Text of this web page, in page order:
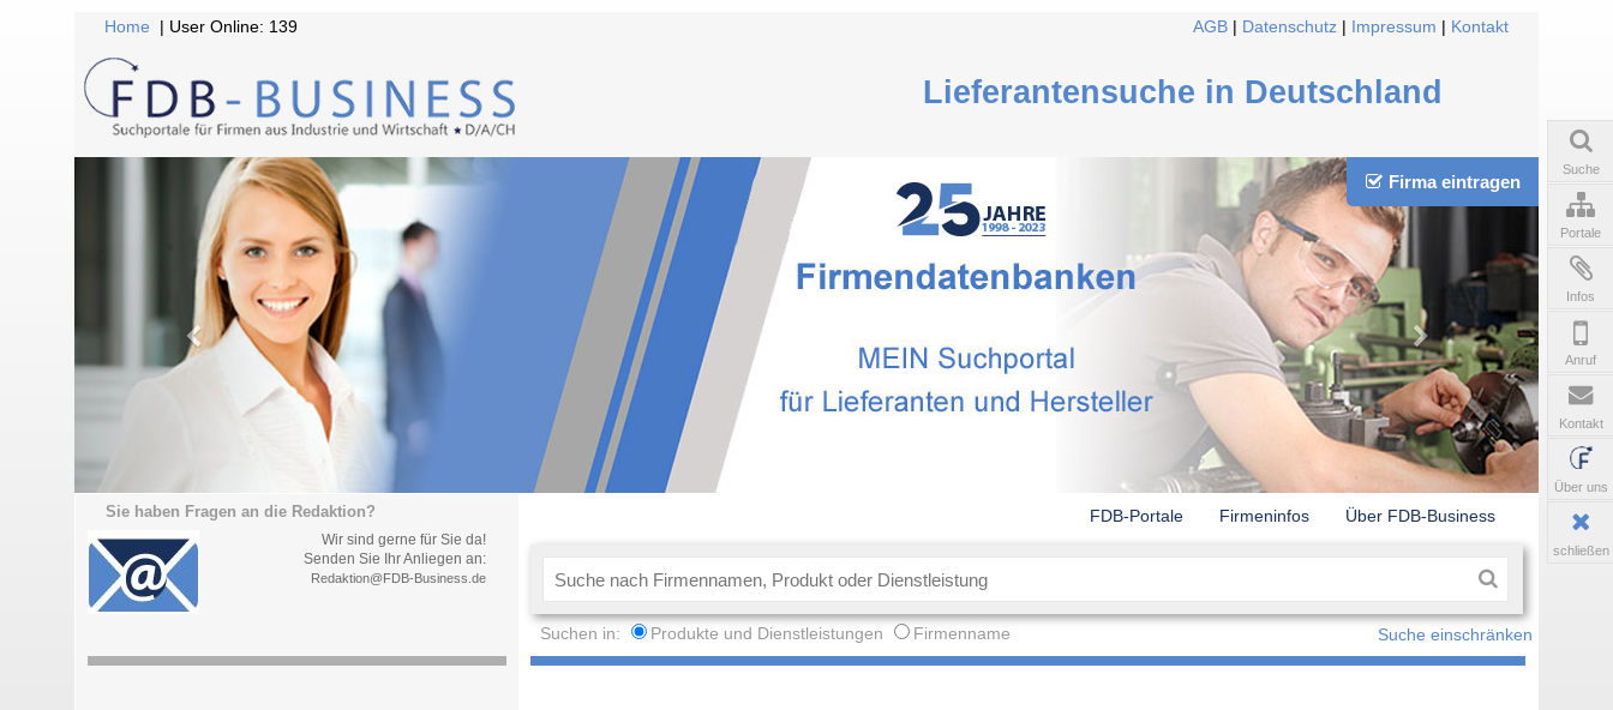
Home | User Online: 139 AGB Datenschutz Impressum Kontakt
Lieferantensuche in Deutschland
Firma eintragen
Sie haben Fragen an die Redaktion?
Wir sind gerne für Sie da!
Senden Sie Ihr Anliegen an:
Redaktion@FDB-Business.de
FDB-Portale Firmeninfos Über FDB-Business
Suchen in: Produkte und Dienstleistungen Firmenname Suche einschränken
Suche
Portale
Infos
Anruf
Kontakt
Über uns
schließen